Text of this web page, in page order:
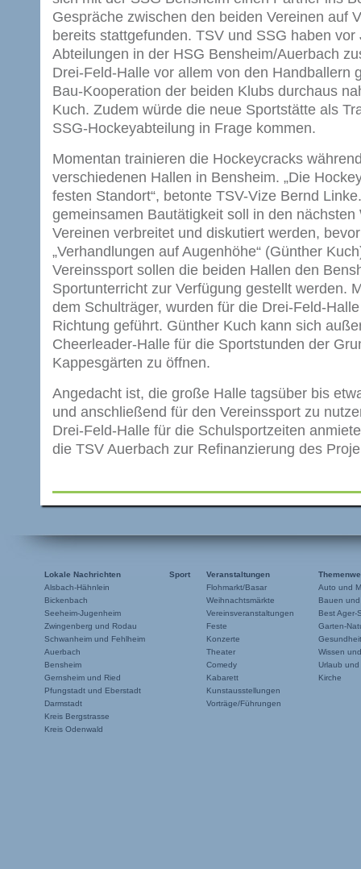
Gespräche zwischen den beiden Vereinen auf
bereits stattgefunden. TSV und SSG haben
Abteilungen in der HSG Bensheim/Auerbach
Drei-Feld-Halle vor allem von den Handballern
Bau-Kooperation der beiden Klubs durchaus
Kuch. Zudem würde die neue Sportstätte als
SSG-Hockeyabteilung in Frage kommen.
Momentan trainieren die Hockeycracks
verschiedenen Hallen in Bensheim. „Die
festen Standort“, betonte TSV-Vize Bernd
gemeinsamen Bautätigkeit soll in den nächsten
Vereinen verbreitet und diskutiert werden,
„Verhandlungen auf Augenhöhe“ (Günther
Vereinssport sollen die beiden Hallen den
Sportunterricht zur Verfügung gestellt werden.
dem Schulträger, wurden für die Drei-Feld-
Richtung geführt. Günther Kuch kann sich
Cheerleader-Halle für die Sportstunden der
Kappesgärten zu öffnen.
Angedacht ist, die große Halle tagsüber bis
und anschließend für den Vereinssport zu
Drei-Feld-Halle für die Schulsportzeiten
die TSV Auerbach zur Refinanzierung des
Lokale Nachrichten
Alsbach-Hähnlein
Bickenbach
Seeheim-Jugenheim
Zwingenberg und Rodau
Schwanheim und Fehlheim
Auerbach
Bensheim
Gernsheim und Ried
Pfungstadt und Eberstadt
Darmstadt
Kreis Bergstrasse
Kreis Odenwald
Sport
Veranstaltungen
Flohmarkt/Basar
Weihnachtsmärkte
Vereinsveranstaltungen
Feste
Konzerte
Theater
Comedy
Kabarett
Kunstausstellungen
Vorträge/Führungen
Auto und
Bauen
Best Ager-
Garten-
Wissen
Urlaub und
Kirche